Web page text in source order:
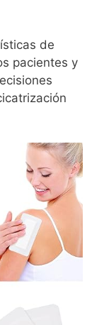
de
pacientes y